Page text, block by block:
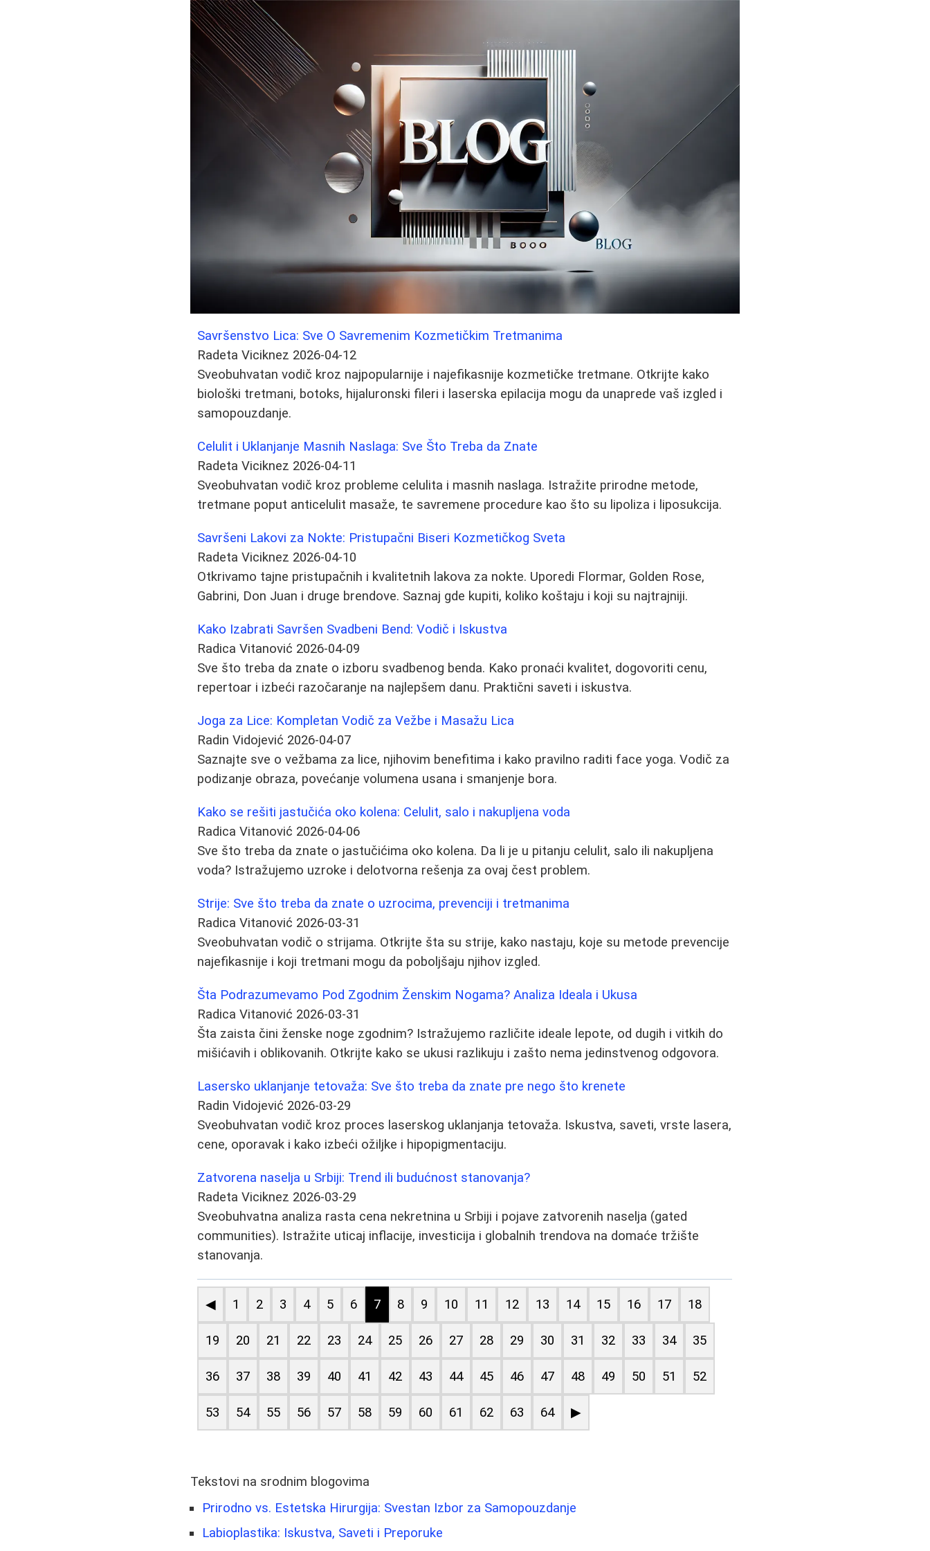
Savršenstvo Lica: Sve O Savremenim Kozmetičkim Tretmanima
Radeta Viciknez 2026-04-12
Sveobuhvatan vodič kroz najpopularnije i najefikasnije kozmetičke tretmane. Otkrijte kako
biološki tretmani, botoks, hijaluronski fileri i laserska epilacija mogu da unaprede vaš izgled i
samopouzdanje.
Celulit i Uklanjanje Masnih Naslaga: Sve Što Treba da Znate
Radeta Viciknez 2026-04-11
Sveobuhvatan vodič kroz probleme celulita i masnih naslaga. Istražite prirodne metode,
tretmane poput anticelulit masaže, te savremene procedure kao što su lipoliza i liposukcija.
Savršeni Lakovi za Nokte: Pristupačni Biseri Kozmetičkog Sveta
Radeta Viciknez 2026-04-10
Otkrivamo tajne pristupačnih i kvalitetnih lakova za nokte. Uporedi Flormar, Golden Rose,
Gabrini, Don Juan i druge brendove. Saznaj gde kupiti, koliko koštaju i koji su najtrajniji.
Kako Izabrati Savršen Svadbeni Bend: Vodič i Iskustva
Radica Vitanović 2026-04-09
Sve što treba da znate o izboru svadbenog benda. Kako pronaći kvalitet, dogovoriti cenu,
repertoar i izbeći razočaranje na najlepšem danu. Praktični saveti i iskustva.
Joga za Lice: Kompletan Vodič za Vežbe i Masažu Lica
Radin Vidojević 2026-04-07
Saznajte sve o vežbama za lice, njihovim benefitima i kako pravilno raditi face yoga. Vodič za
podizanje obraza, povećanje volumena usana i smanjenje bora.
Kako se rešiti jastučića oko kolena: Celulit, salo i nakupljena voda
Radica Vitanović 2026-04-06
Sve što treba da znate o jastučićima oko kolena. Da li je u pitanju celulit, salo ili nakupljena
voda? Istražujemo uzroke i delotvorna rešenja za ovaj čest problem.
Strije: Sve što treba da znate o uzrocima, prevenciji i tretmanima
Radica Vitanović 2026-03-31
Sveobuhvatan vodič o strijama. Otkrijte šta su strije, kako nastaju, koje su metode prevencije
najefikasnije i koji tretmani mogu da poboljšaju njihov izgled.
Šta Podrazumevamo Pod Zgodnim Ženskim Nogama? Analiza Ideala i Ukusa
Radica Vitanović 2026-03-31
Šta zaista čini ženske noge zgodnim? Istražujemo različite ideale lepote, od dugih i vitkih do
mišićavih i oblikovanih. Otkrijte kako se ukusi razlikuju i zašto nema jedinstvenog odgovora.
Lasersko uklanjanje tetovaža: Sve što treba da znate pre nego što krenete
Radin Vidojević 2026-03-29
Sveobuhvatan vodič kroz proces laserskog uklanjanja tetovaža. Iskustva, saveti, vrste lasera,
cene, oporavak i kako izbeći ožiljke i hipopigmentaciju.
Zatvorena naselja u Srbiji: Trend ili budućnost stanovanja?
Radeta Viciknez 2026-03-29
Sveobuhvatna analiza rasta cena nekretnina u Srbiji i pojave zatvorenih naselja (gated
communities). Istražite uticaj inflacije, investicija i globalnih trendova na domaće tržište
stanovanja.
◀ 1 2 3 4 5 6 7 8 9 10 11 12 13 14 15 16 17 18
19 20 21 22 23 24 25 26 27 28 29 30 31 32 33 34 35
36 37 38 39 40 41 42 43 44 45 46 47 48 49 50 51 52
53 54 55 56 57 58 59 60 61 62 63 64 ▶
Tekstovi na srodnim blogovima
Prirodno vs. Estetska Hirurgija: Svestan Izbor za Samopouzdanje
Labioplastika: Iskustva, Saveti i Preporuke